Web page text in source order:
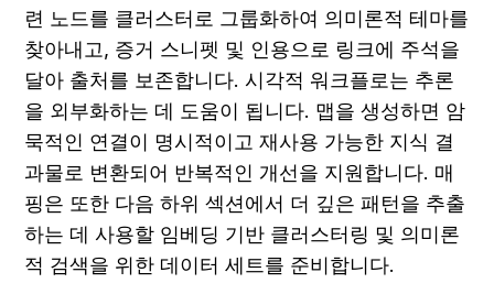
련 노드를 클러스터로 그룹화하여 의미론적 테마를
찾아내고, 증거 스니펫 및 인용으로 링크에 주석을
달아 출처를 보존합니다. 시각적 워크플로는 추론
을 외부화하는 데 도움이 됩니다. 맵을 생성하면 암
묵적인 연결이 명시적이고 재사용 가능한 지식 결
과물로 변환되어 반복적인 개선을 지원합니다. 매
핑은 또한 다음 하위 섹션에서 더 깊은 패턴을 추출
하는 데 사용할 임베딩 기반 클러스터링 및 의미론
적 검색을 위한 데이터 세트를 준비합니다.